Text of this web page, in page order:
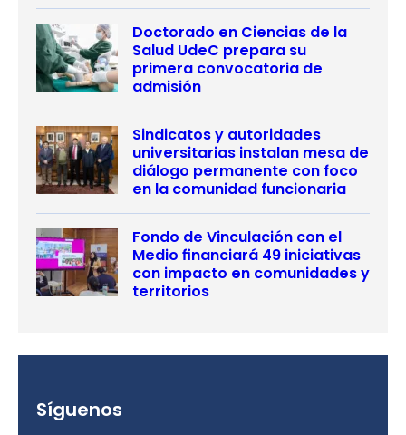
Doctorado en Ciencias de la
Salud UdeC prepara su
primera convocatoria de
admisión
Sindicatos y autoridades
universitarias instalan mesa de
diálogo permanente con foco
en la comunidad funcionaria
Fondo de Vinculación con el
Medio financiará 49 iniciativas
con impacto en comunidades y
territorios
Síguenos